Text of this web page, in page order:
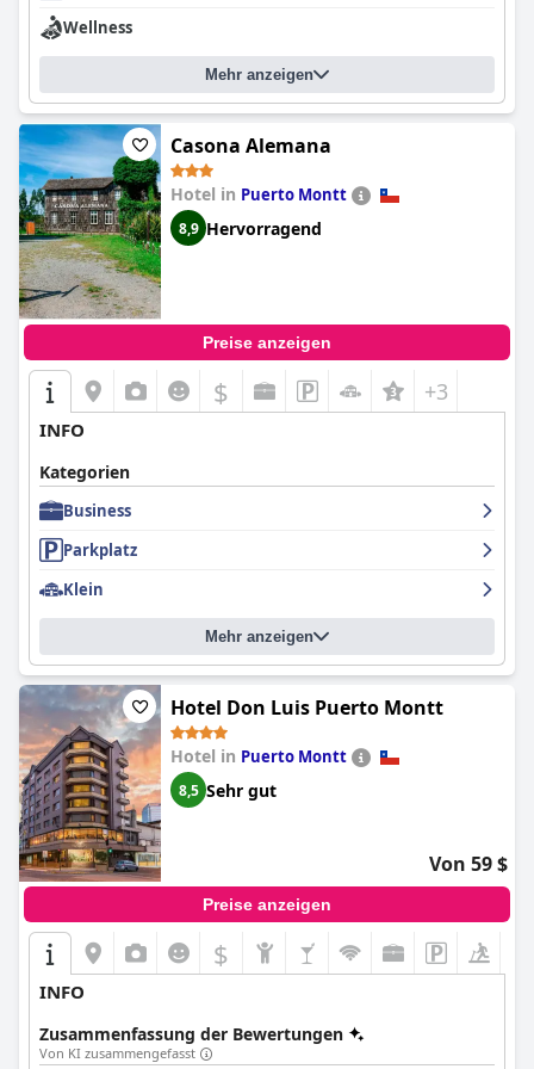
Wellness
Mehr anzeigen
Casona Alemana
Hotel in Puerto Montt
8,9 Hervorragend
Preise anzeigen
$ +3
INFO
Kategorien
Business
Parkplatz
Klein
Mehr anzeigen
Hotel Don Luis Puerto Montt
Hotel in Puerto Montt
8,5 Sehr gut
Von 59 $
Preise anzeigen
$
INFO
Zusammenfassung der Bewertungen
Von KI zusammengefasst